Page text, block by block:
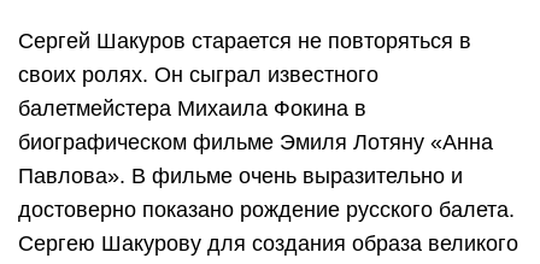
Сергей Шакуров старается не повторяться в
своих ролях. Он сыграл известного
балетмейстера Михаила Фокина в
биографическом фильме Эмиля Лотяну «Анна
Павлова». В фильме очень выразительно и
достоверно показано рождение русского балета.
Сергею Шакурову для создания образа великого